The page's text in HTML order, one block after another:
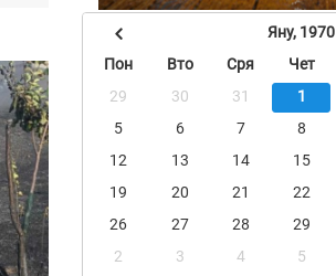
Яну, 1970
Пон
Вто Сря Чет
29
30 31 1
5
6 7 8
12
13 14 15
19
20 21 22
26
27 28 29
2
3 4 5